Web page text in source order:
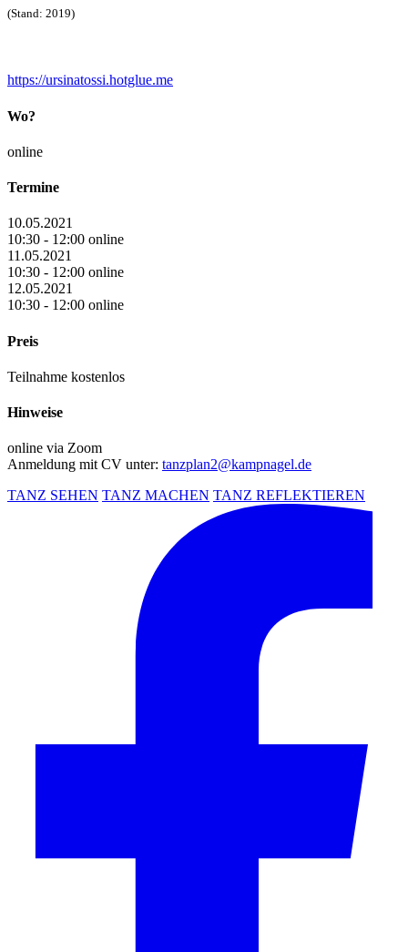
(Stand: 2019)
https://ursinatossi.hotglue.me
Wo?
online
Termine
10.05.2021
10:30 - 12:00 online
11.05.2021
10:30 - 12:00 online
12.05.2021
10:30 - 12:00 online
Preis
Teilnahme kostenlos
Hinweise
online via Zoom
Anmeldung mit CV unter: tanzplan2@kampnagel.de
TANZ SEHEN TANZ MACHEN TANZ REFLEKTIEREN